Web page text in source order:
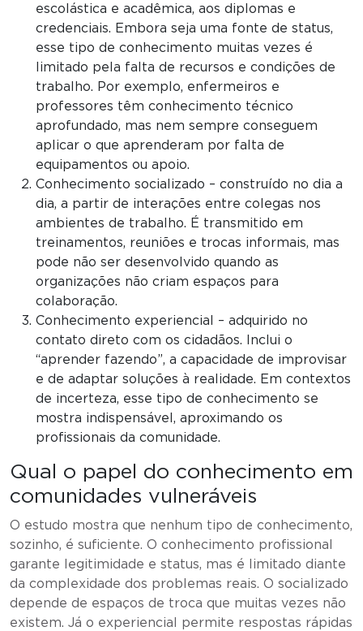
escolástica e acadêmica, aos diplomas e
credenciais. Embora seja uma fonte de status,
esse tipo de conhecimento muitas vezes é
limitado pela falta de recursos e condições de
trabalho. Por exemplo, enfermeiros e
professores têm conhecimento técnico
aprofundado, mas nem sempre conseguem
aplicar o que aprenderam por falta de
equipamentos ou apoio.
Conhecimento socializado – construído no dia a
dia, a partir de interações entre colegas nos
ambientes de trabalho. É transmitido em
treinamentos, reuniões e trocas informais, mas
pode não ser desenvolvido quando as
organizações não criam espaços para
colaboração.
Conhecimento experiencial – adquirido no
contato direto com os cidadãos. Inclui o
“aprender fazendo”, a capacidade de improvisar
e de adaptar soluções à realidade. Em contextos
de incerteza, esse tipo de conhecimento se
mostra indispensável, aproximando os
profissionais da comunidade.
Qual o papel do conhecimento em
comunidades vulneráveis
O estudo mostra que nenhum tipo de conhecimento,
sozinho, é suficiente. O conhecimento profissional
garante legitimidade e status, mas é limitado diante
da complexidade dos problemas reais. O socializado
depende de espaços de troca que muitas vezes não
existem. Já o experiencial permite respostas rápidas